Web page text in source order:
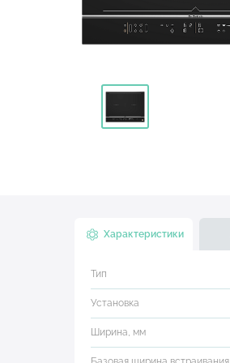
Характеристики
Тип
Установка
Ширина, мм